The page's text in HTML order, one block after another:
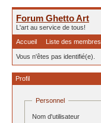
Forum Ghetto Art
L'art au service de tous!
Accueil
Liste des membres
Vous n'êtes pas identifié(e).
Profil
Personnel
Nom d'utilisateur